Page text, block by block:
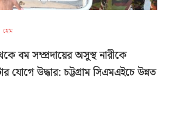
হোম
বম সম্প্রদায়ের অসুস্থ নারীকে
যোগে উদ্ধার: চট্টগ্রাম সিএমএইচে উন্নত